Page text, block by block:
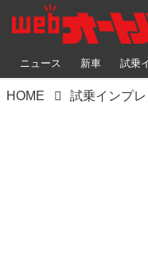
ニュース 新車 試乗
HOME 試乗インプレ